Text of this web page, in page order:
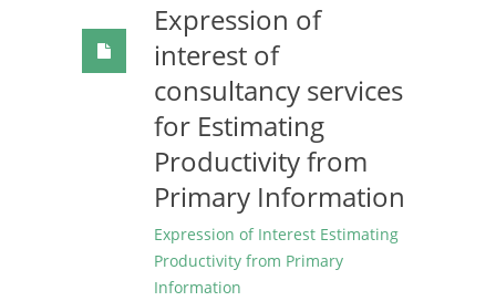
Expression of
interest of
consultancy services
for Estimating
Productivity from
Primary Information
Expression of Interest Estimating
Productivity from Primary
Information